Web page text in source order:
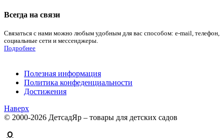
Всегда на связи
Связаться с нами можно любым удобным для вас способом: e-mail, телефон,
социальные сети и мессенджеры.
Подробнее
Полезная информация
Политика конфеденциальности
Достижения
Наверх
© 2000-2026 ДетсадЯр – товары для детских садов